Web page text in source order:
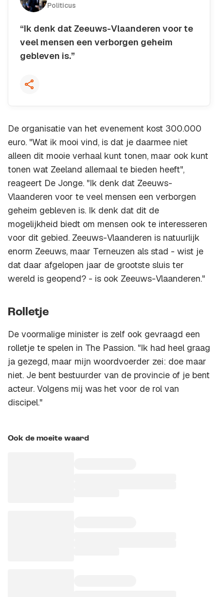
Politicus
“Ik denk dat Zeeuws-Vlaanderen voor te
veel mensen een verborgen geheim
gebleven is.”
Kopieer quote
De organisatie van het evenement kost 300.000
euro. "Wat ik mooi vind, is dat je daarmee niet
alleen dit mooie verhaal kunt tonen, maar ook kunt
tonen wat Zeeland allemaal te bieden heeft",
reageert De Jonge. "Ik denk dat Zeeuws-
Vlaanderen voor te veel mensen een verborgen
geheim gebleven is. Ik denk dat dit de
mogelijkheid biedt om mensen ook te interesseren
voor dit gebied. Zeeuws-Vlaanderen is natuurlijk
enorm Zeeuws, maar Terneuzen als stad - wist je
dat daar afgelopen jaar de grootste sluis ter
wereld is geopend? - is ook Zeeuws-Vlaanderen."
Rolletje
De voormalige minister is zelf ook gevraagd een
rolletje te spelen in The Passion. "Ik had heel graag
ja gezegd, maar mijn woordvoerder zei: doe maar
niet. Je bent bestuurder van de provincie of je bent
acteur. Volgens mij was het voor de rol van
discipel."
Ook de moeite waard